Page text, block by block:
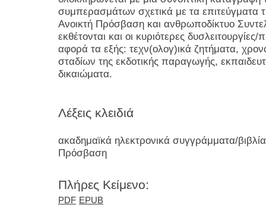
συμπερασμάτων σχετικά με τα επιτεύγματα
Ανοικτή Πρόσβαση και ανθρωποδίκτυο
εκθέτονται και οι κυριότερες
αφορά τα εξής: τεχν(ολογ)ικά ζητήματα,
σταδίων της εκδοτικής παραγωγής,
δικαιώματα.
Λέξεις κλειδιά
ακαδημαϊκά ηλεκτρονικά συγγράμματα/
Πρόσβαση
Πλήρες Κείμενο:
PDF EPUB